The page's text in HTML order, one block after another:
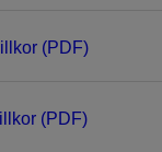
(PDF)
(PDF)